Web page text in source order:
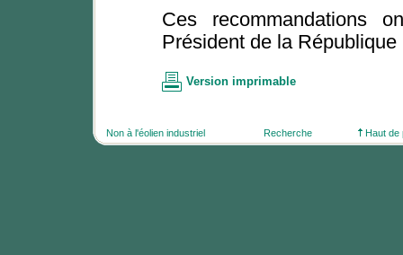
Ces recommandations
Président de la
Version imprimable
Non à l'éolien industriel Haut de
Recherche